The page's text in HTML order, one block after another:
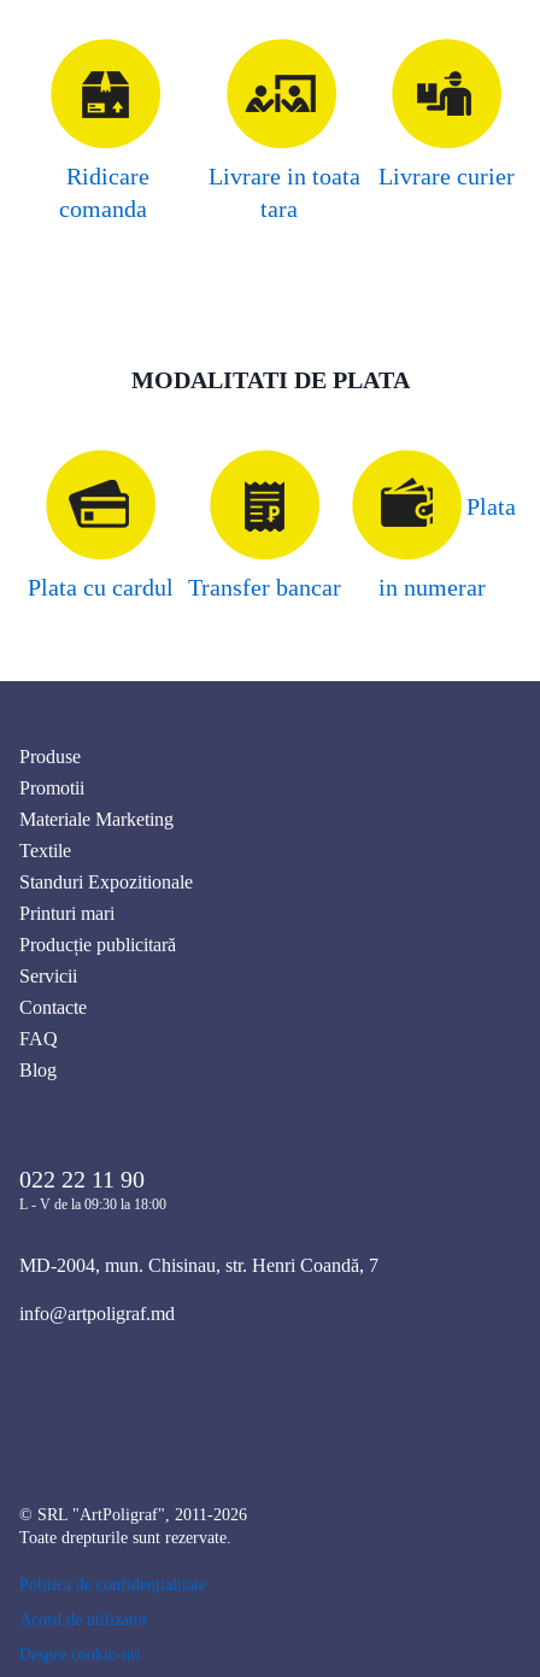
Ridicare
comanda
Livrare in toata
tara
Livrare curier
MODALITATI DE PLATA
Plata cu cardul Transfer bancar
Plata
in numerar
Produse
Promotii
Materiale Marketing
Textile
Standuri Expozitionale
Printuri mari
Producție publicitară
Servicii
Contacte
FAQ
Blog
022 22 11 90
L - V de la 09:30 la 18:00
MD-2004, mun. Chisinau, str. Henri Coandă, 7
info@artpoligraf.md
© SRL "ArtPoligraf", 2011-2026
Toate drepturile sunt rezervate.
Politica de confidențialitate
Acord de utilizator
Despre cookie-uri